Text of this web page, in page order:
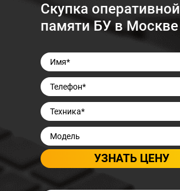
Скупка оперативной
памяти БУ в Москве